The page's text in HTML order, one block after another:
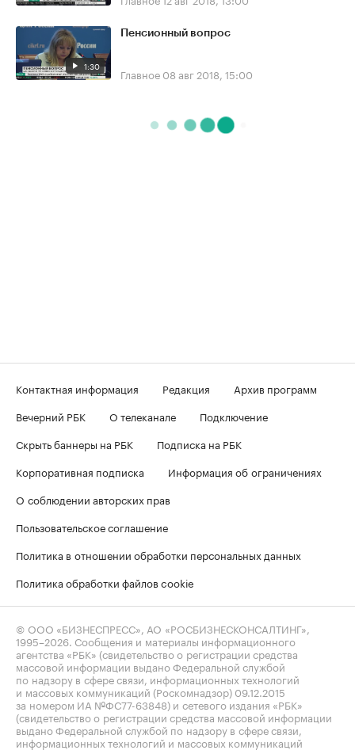
1:30
Пенсионный вопрос
Главное 08 авг 2018, 15:00
Контактная информация Редакция
Архив программ
Вечерний РБК
О телеканале
Подключение
Скрыть баннеры на РБК
Подписка на РБК
Корпоративная подписка
Информация об ограничениях
О соблюдении авторских прав
Пользовательское соглашение
Политика в отношении обработки персональных данных
Политика обработки файлов cookie
© ООО «БИЗНЕСПРЕСС», АО «РОСБИЗНЕСКОНСАЛТИНГ»,
1995–2026 . Сообщения и материалы информационного
агентства «РБК» (свидетельство о регистрации средства
массовой информации выдано Федеральной службой
по надзору в сфере связи, информационных технологий
и массовых коммуникаций (Роскомнадзор) 09.12.2015
за номером ИА №ФС77-63848) и сетевого издания «РБК»
(свидетельство о регистрации средства массовой информации
выдано Федеральной службой по надзору в сфере связи,
информационных технологий и массовых коммуникаций